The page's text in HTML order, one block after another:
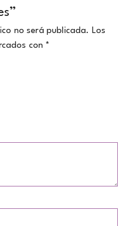
no será publicada. Los
con *